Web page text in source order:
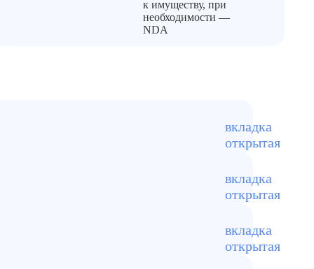
к имуществу, при
необходимости —
NDA
аэрозольные генераторы
• собственные наработки